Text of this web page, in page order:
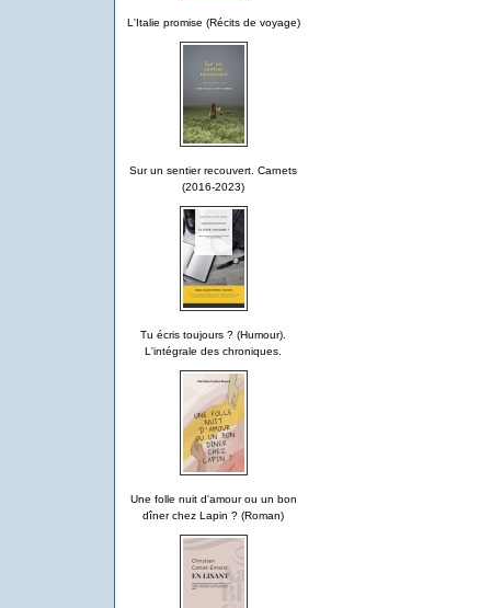
L'Italie promise (Récits de voyage)
Sur un sentier recouvert. Carnets
(2016-2023)
Tu écris toujours ? (Humour).
L'intégrale des chroniques.
Une folle nuit d'amour ou un bon
dîner chez Lapin ? (Roman)